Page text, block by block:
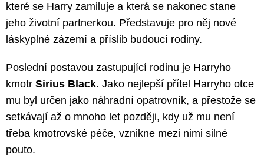
které se Harry zamiluje a která se nakonec stane
jeho životní partnerkou. Představuje pro něj nové
láskyplné zázemí a příslib budoucí rodiny.
Poslední postavou zastupující rodinu je Harryho
kmotr Sirius Black. Jako nejlepší přítel Harryho otce
mu byl určen jako náhradní opatrovník, a přestože se
setkávají až o mnoho let později, kdy už mu není
třeba kmotrovské péče, vznikne mezi nimi silné
pouto.